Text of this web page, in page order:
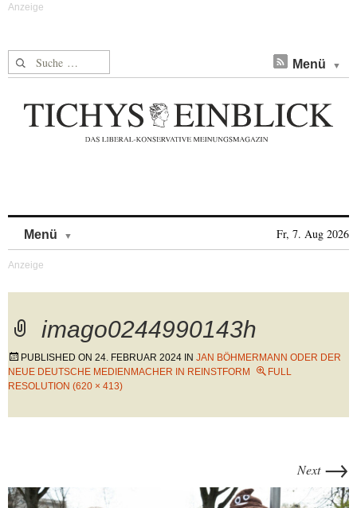
Suche nach: Menü
Menü Fr, 7. Aug 2026
imago0244990143h
PUBLISHED ON 24. FEBRUAR 2024 IN JAN BÖHMERMANN ODER DER
NEUE DEUTSCHE MEDIENMACHER IN REINSTFORM
FULL
RESOLUTION (620 × 413)
Next →